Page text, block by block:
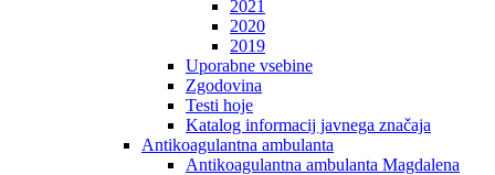
2021
2020
2019
Uporabne vsebine
Zgodovina
Testi hoje
Katalog informacij javnega značaja
Antikoagulantna ambulanta
Antikoagulantna ambulanta Magdalena